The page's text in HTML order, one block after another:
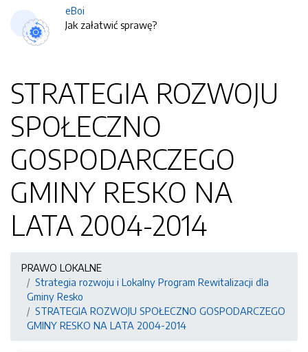
eBoi
Jak załatwić sprawę?
STRATEGIA ROZWOJU
SPOŁECZNO
GOSPODARCZEGO
GMINY RESKO NA
LATA 2004-2014
PRAWO LOKALNE
Strategia rozwoju i Lokalny Program Rewitalizacji dla
Gminy Resko
STRATEGIA ROZWOJU SPOŁECZNO GOSPODARCZEGO
GMINY RESKO NA LATA 2004-2014